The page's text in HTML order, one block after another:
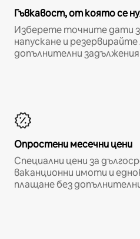
Гъвкавост, от която се
Изберете точните дати
напускане и
допълнителни
Опростени месечни цени
Специални цени за
ваканционни имоти и
плащане без